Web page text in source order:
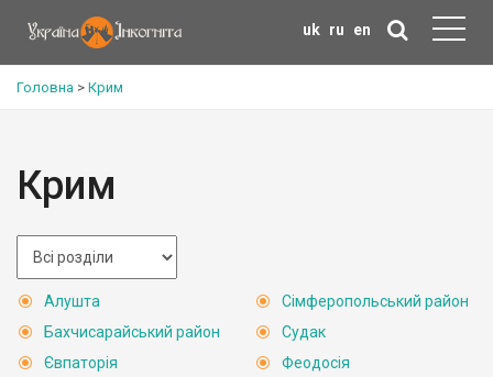
uk ru en
Головна > Крим
Крим
Алушта
Бахчисарайський район
Євпаторія
Сімферопольський район
Судак
Феодосія